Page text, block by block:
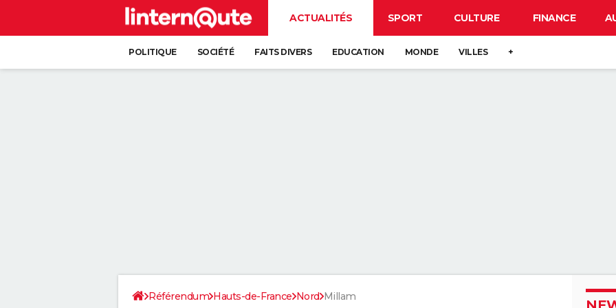
ACTUALITÉS SPORT CULTURE FINANCE
POLITIQUE SOCIÉTÉ FAITS DIVERS EDUCATION MONDE VILLES +
Référendum Hauts-de-France Nord Millam